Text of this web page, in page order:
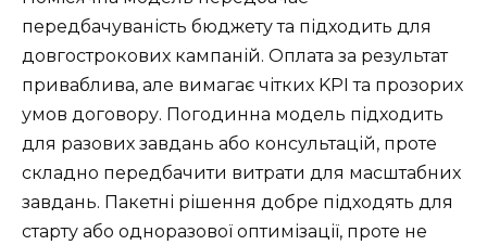
передбачуваність бюджету та підходить для
довгострокових кампаній. Оплата за результат
приваблива, але вимагає чітких KPI та прозорих
умов договору. Погодинна модель підходить
для разових завдань або консультацій, проте
складно передбачити витрати для масштабних
завдань. Пакетні рішення добре підходять для
старту або одноразової оптимізації, проте не